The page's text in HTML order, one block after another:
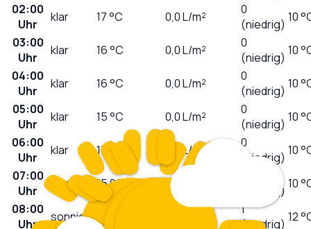
02:00
Uhr
klar 17°C 0,0L/m²
0
(niedrig) 10
03:00
Uhr
klar 16°C 0,0L/m²
0
(niedrig) 10
04:00
Uhr
klar 16°C 0,0L/m²
0
(niedrig) 10
05:00
Uhr
klar 15°C 0,0L/m²
0
(niedrig) 10
06:00
Uhr
klar 15 L/m²
0
(niedrig) 10
07:00
Uhr
sonnig 15°C 0,0
(niedrig) 10
08:00
Uhr
sonnig 18
1
(niedrig) 12